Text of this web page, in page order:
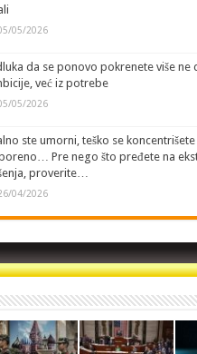
05/2026
da se ponovo pokrenete više ne
već iz potrebe
05/2026
ste umorni, teško se
Pre nego što pređete na
proverite…
04/2026